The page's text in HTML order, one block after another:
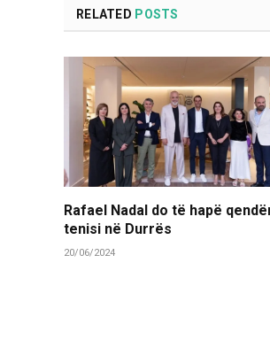
RELATED POSTS
Rafael Nadal do të hapë
tenisi në Durrës
20/06/2024